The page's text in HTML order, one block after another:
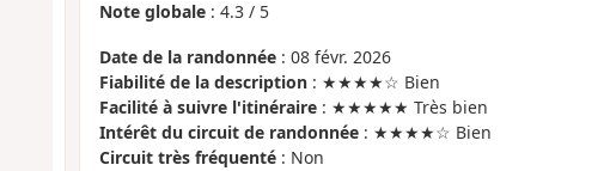
Note globale: 4.3/ 5
Date de la randonnée: 08 févr. 2026
Fiabilité de la description: ★★★★☆ Bien
Facilité à suivre l'itinéraire: ★★★★★ Très bien
Intérêt du circuit de randonnée: ★★★★☆ Bien
Circuit très fréquenté: Non